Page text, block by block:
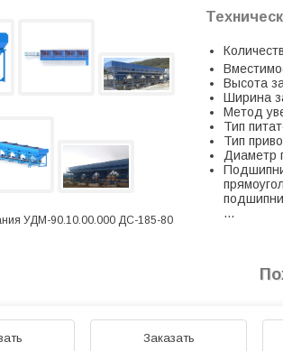
УДМ-90.10.00.000 ДС-185-80
Высота
Ширина
Метод
Тип
Тип
Диаметр
…
Заказать